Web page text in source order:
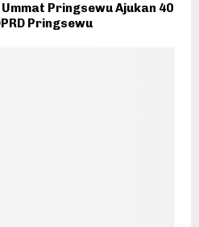
Pringsewu Ajukan 40
Pringsewu